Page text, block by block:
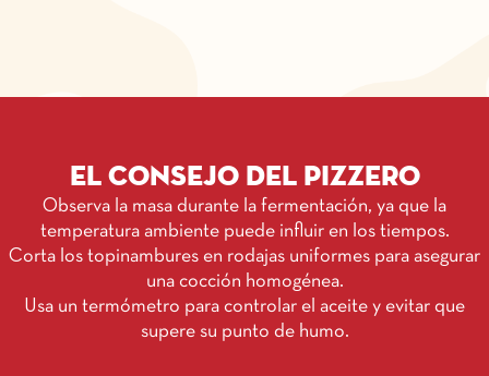
El consejo del pizzero
Observa la masa durante la fermentación, ya que la
temperatura ambiente puede influir en los tiempos.
Corta los topinambures en rodajas uniformes para asegurar
una cocción homogénea.
Usa un termómetro para controlar el aceite y evitar que
supere su punto de humo.